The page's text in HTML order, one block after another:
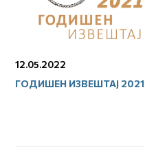
12.05.2022
ГОДИШЕН ИЗВЕШТАЈ 2021